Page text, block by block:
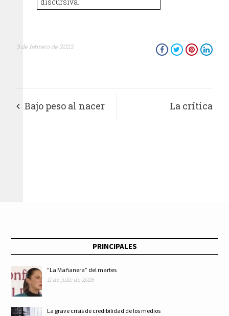
3 de febrero de 2022
Bajo peso al nacer La crítica
PRINCIPALES
"La Mañanera” del martes
11 de julio de 2026
La grave crisis de credibilidad de los medios